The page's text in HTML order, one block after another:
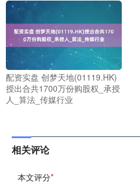
配资实盘 创梦天地(01119.HK)
授出合共1700万份购股权_承授
人_算法_传媒行业
相关评论
本文评分*